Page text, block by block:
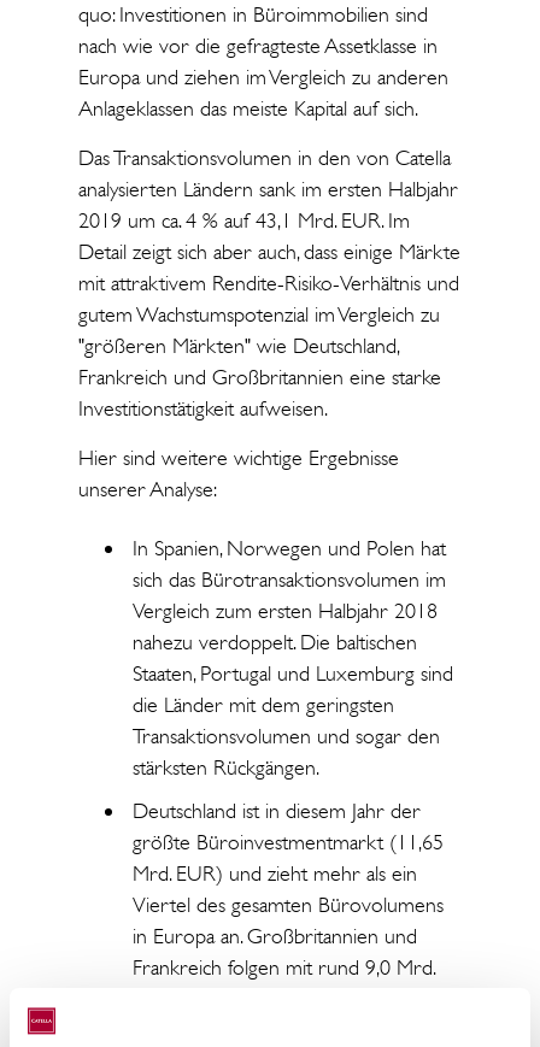
quo: Investitionen in Büroimmobilien sind
nach wie vor die gefragteste Assetklasse in
Europa und ziehen im Vergleich zu anderen
Anlageklassen das meiste Kapital auf sich.
Das Transaktionsvolumen in den von Catella
analysierten Ländern sank im ersten Halbjahr
2019 um ca. 4 % auf 43,1 Mrd. EUR. Im
Detail zeigt sich aber auch, dass einige Märkte
mit attraktivem Rendite-Risiko-Verhältnis und
gutem Wachstumspotenzial im Vergleich zu
"größeren Märkten" wie Deutschland,
Frankreich und Großbritannien eine starke
Investitionstätigkeit aufweisen.
Hier sind weitere wichtige Ergebnisse
unserer Analyse:
In Spanien, Norwegen und Polen hat
sich das Bürotransaktionsvolumen im
Vergleich zum ersten Halbjahr 2018
nahezu verdoppelt. Die baltischen
Staaten, Portugal und Luxemburg sind
die Länder mit dem geringsten
Transaktionsvolumen und sogar den
stärksten Rückgängen.
Deutschland ist in diesem Jahr der
größte Büroinvestmentmarkt (11,65
Mrd. EUR) und zieht mehr als ein
Viertel des gesamten Bürovolumens
in Europa an. Großbritannien und
Frankreich folgen mit rund 9,0 Mrd.